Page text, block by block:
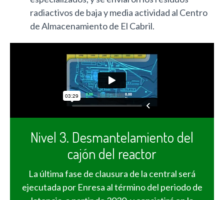
radiactivos de baja y media actividad al Centro
de Almacenamiento de El Cabril.
Nivel 3. Desmantelamiento del
cajón del reactor
La última fase de clausura de la central será
ejecutada por Enresa al término del periodo de